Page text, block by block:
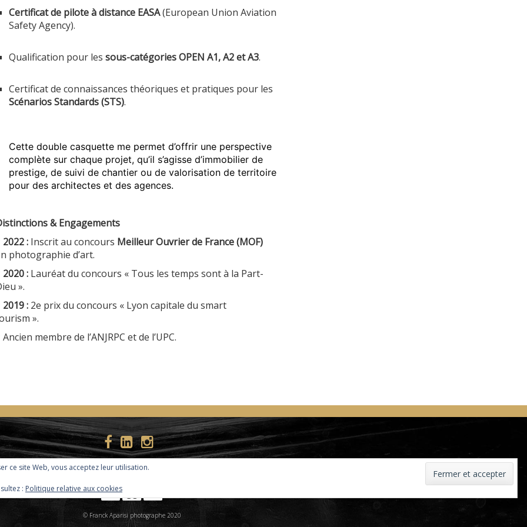
ce site Web, vous acceptez leur utilisation.
: Politique relative aux cookies
Certificat de pilote à distance EASA(European Union Aviation
Safety Agency).
Qualification pour les sous-catégories OPEN A1, A2 et A3.
Certificat de connaissances théoriques et pratiques pour les
Scénarios Standards (STS).
Cette double casquette me permet d’offrir une perspective
complète sur chaque projet, qu’il s’agisse d’immobilier de
prestige, de suivi de chantier ou de valorisation de territoire
pour des architectes et des agences.
& Engagements
2022 :Inscrit au concours Meilleur Ouvrier de France (MOF)
photographie d’art.
2020 :Lauréat du concours « Tous les temps sont à la Part-
».
2019 :2e prix du concours « Lyon capitale du smart
».
membre de l’ANJRPC et de l’UPC.
DESIGNED BY SMARTCAT
© Franck Aparisi photographe 2020